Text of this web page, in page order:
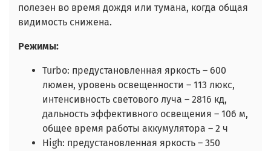
полезен во время дождя или тумана, когда общая
видимость снижена.
Режимы:
Turbo: предустановленная яркость – 600
люмен, уровень освещенности – 113 люкс,
интенсивность светового луча – 2816 кд,
дальность эффективного освещения – 106 м,
общее время работы аккумулятора – 2 ч
High: предустановленная яркость – 350